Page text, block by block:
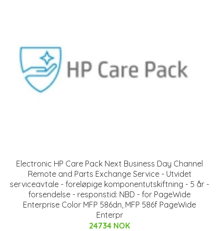
Electronic HP Care Pack Next Business Day Channel
Remote and Parts Exchange Service - Utvidet
serviceavtale - foreløpige komponentutskiftning - 5 år -
forsendelse - responstid: NBD - for PageWide
Enterprise Color MFP 586dn, MFP 586f PageWide
Enterpr
24734 NOK